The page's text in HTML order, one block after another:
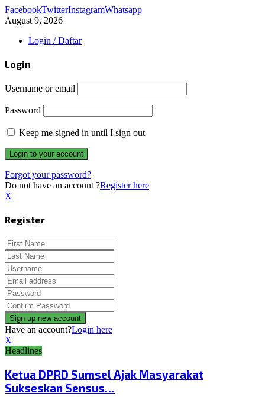
FacebookTwitterInstagramWhatsapp
August 9, 2026
Login / Daftar
Login
Username or email
Password
Keep me signed in until I sign out
Forgot your password?
Do not have an account ?Register here
X
Register
Have an account?Login here
X
Headlines
Ketua DPRD Sumsel Ajak Masyarakat
Sukseskan Sensus…